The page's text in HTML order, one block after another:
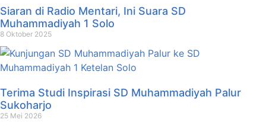
Siaran di Radio Mentari, Ini Suara SD
Muhammadiyah 1 Solo
8 Oktober 2025
Terima Studi Inspirasi SD Muhammadiyah Palur
Sukoharjo
25 Mei 2026